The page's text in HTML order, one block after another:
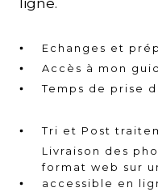
Echanges et
Accès à mon
Temps de prise
Tri et Post
Livraison des
format web sur
accessible en